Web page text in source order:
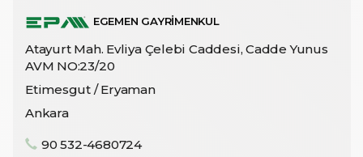
EGEMEN GAYRİMENKUL
Atayurt Mah. Evliya Çelebi Caddesi, Cadde Yunus
AVM NO:23/20
Etimesgut / Eryaman
Ankara
90 532-4680724